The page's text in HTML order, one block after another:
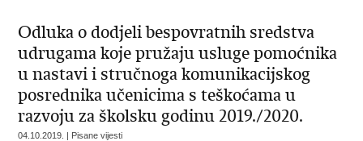
Odluka o dodjeli bespovratnih sredstva
udrugama koje pružaju usluge pomoćnika
u nastavi i stručnoga komunikacijskog
posrednika učenicima s teškoćama u
razvoju za školsku godinu 2019./2020.
04.10.2019. | Pisane vijesti